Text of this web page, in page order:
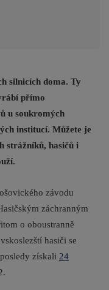
silnicích doma. Ty
přímo
u soukromých
institucí. Můžete je
strážníků, hasičů i
závodu
záchranným
o oboustranně
hasiči se
získali 24